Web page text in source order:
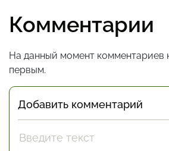
Комментарии
На данный момент комментариев
первым.
Добавить комментарий